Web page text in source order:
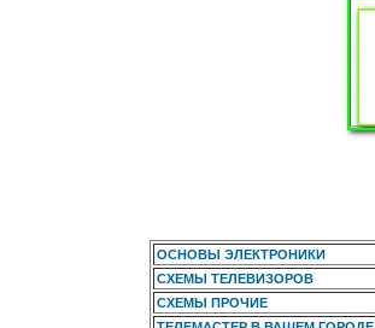
ОСНОВЫ ЭЛЕКТРОНИКИ
СХЕМЫ ТЕЛЕВИЗОРОВ
СХЕМЫ ПРОЧИЕ